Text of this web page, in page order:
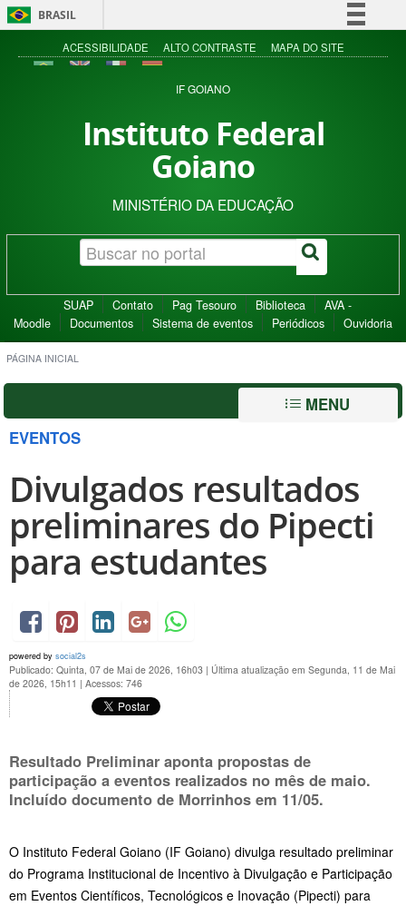
BRASIL
Simplifique!
Acesso à informação
ACESSIBILIDADE ALTO CONTRASTE MAPA DO SITE
IF GOIANO
Instituto Federal
Goiano
MINISTÉRIO DA EDUCAÇÃO
SUAP Contato Pag Tesouro Biblioteca
AVA -
Moodle
Documentos Sistema de eventos Periódicos Ouvidoria
PÁGINA INICIAL
MENU
EVENTOS
Divulgados resultados
preliminares do Pipecti
para estudantes
powered by social2s
Publicado: Quinta, 07 de Mai de 2026, 16h03 | Última atualização em Segunda, 11 de Mai
de 2026, 15h11 | Acessos: 746
Resultado Preliminar aponta propostas de
participação a eventos realizados no mês de maio.
Incluído documento de Morrinhos em 11/05.
O Instituto Federal Goiano (IF Goiano) divulga resultado preliminar
do Programa Institucional de Incentivo à Divulgação e Participação
em Eventos Científicos, Tecnológicos e Inovação (Pipecti) para